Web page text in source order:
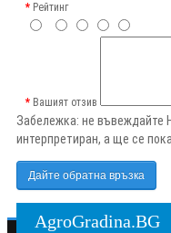
Рейтинг
Вашият отзив
Забележка: не въвеждайте
интерпретиран, а ще се
Дайте обратна връзка
AgroGradina.BG